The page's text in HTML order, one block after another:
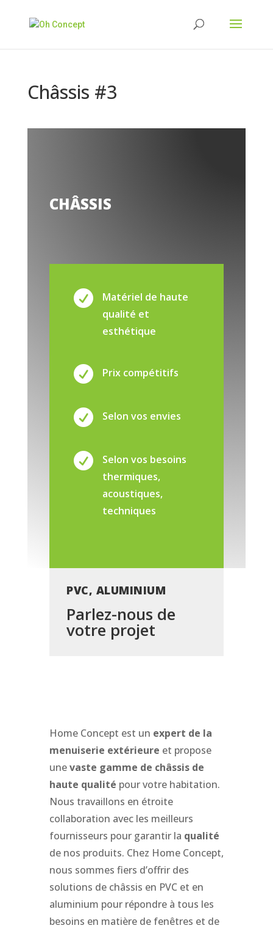
Châssis #3
CHÂSSIS

Matériel de haute
qualité et
esthétique
 Prix compétitifs
 Selon vos envies

Selon vos besoins
thermiques,
acoustiques,
techniques
PVC, ALUMINIUM
Parlez-nous de
votre projet
Home Concept est un expert de la
menuiserie extérieure et propose
unevaste gamme de châssis de
haute qualité pour votre habitation.
Nous travaillons en étroite
collaboration avec les meilleurs
fournisseurs pour garantir la qualité
de nos produits. Chez Home Concept,
nous sommes fiers d’offrir des
solutions de châssis en PVC et en
aluminium pour répondre à tous les
besoins en matière de fenêtres et de